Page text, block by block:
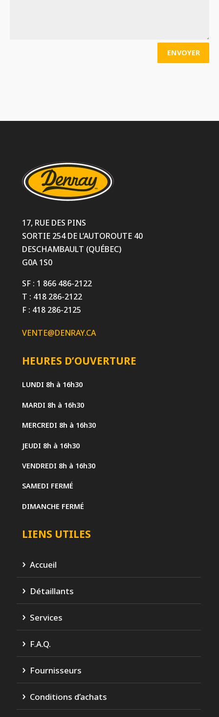
ENVOYER
17, RUE DES PINS
SORTIE 254 DE L’AUTOROUTE 40
DESCHAMBAULT (QUÉBEC)
G0A 1S0
SF : 1 866 486-2122
T : 418 286-2122
F : 418 286-2125
VENTE@DENRAY.CA
HEURES D’OUVERTURE
LUNDI 8h à 16h30
MARDI 8h à 16h30
MERCREDI 8h à 16h30
JEUDI 8h à 16h30
VENDREDI 8h à 16h30
SAMEDI FERMÉ
DIMANCHE FERMÉ
LIENS UTILES
Accueil
Détaillants
Services
F.A.Q.
Fournisseurs
Conditions d’achats